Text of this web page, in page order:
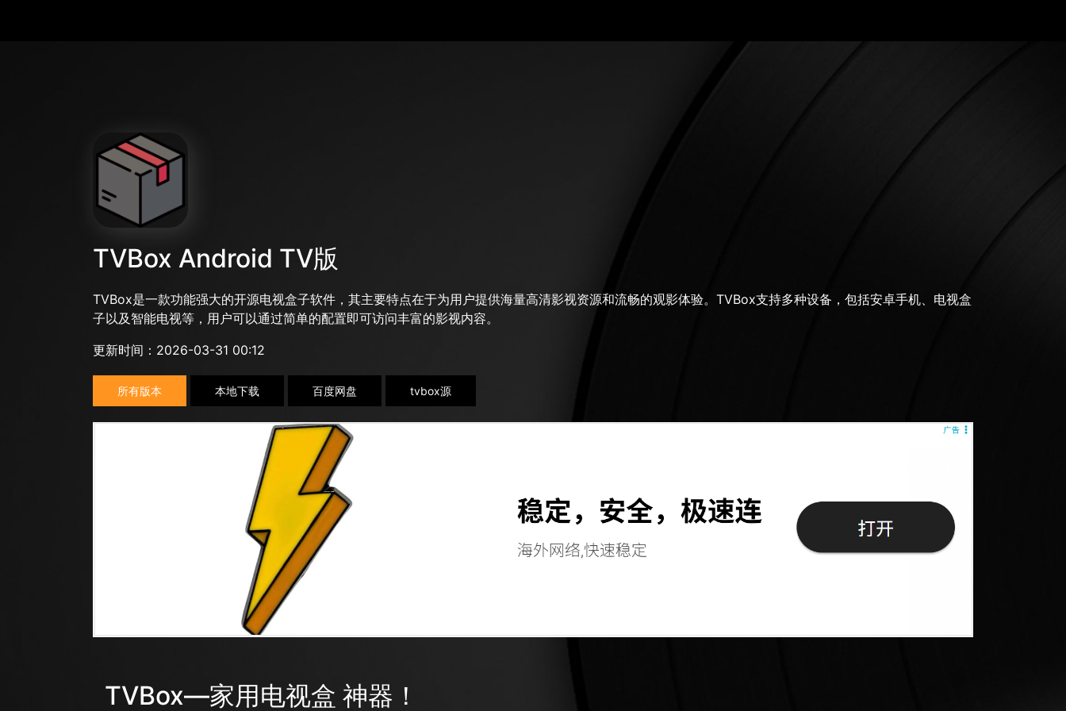
TVBox Android TV版
TVBox是一款功能强大的开源电视盒子软件，其主要特点在于为用户提供海量高清影视资源和流畅的观影体验。TVBox支持多种设备，包括安卓手机、电视盒
子以及智能电视等，用户可以通过简单的配置即可访问丰富的影视内容。
更新时间：2026-03-31 00:12
所有版本 本地下载 百度网盘 tvbox源
TVBox—家用电视盒 神器！